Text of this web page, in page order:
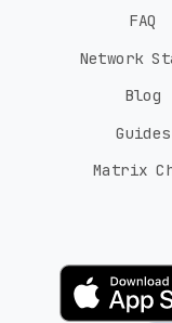
FAQ
Network
Blog
Guides
Matrix